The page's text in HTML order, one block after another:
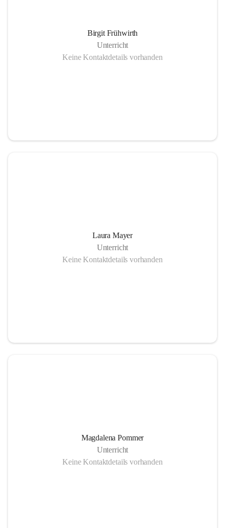
Birgit Frühwirth
Unterricht
Keine Kontaktdetails vorhanden
Laura Mayer
Unterricht
Keine Kontaktdetails vorhanden
Magdalena Pommer
Unterricht
Keine Kontaktdetails vorhanden